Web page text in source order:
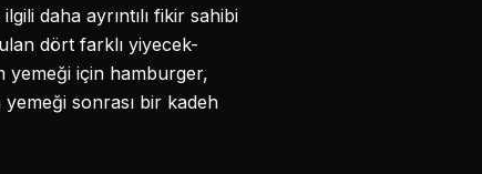
daha ayrıntılı fikir sahibi
dört farklı yiyecek-
yemeği için hamburger,
sonrası bir kadeh